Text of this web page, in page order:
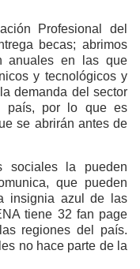
Profesional del
becas; abrimos
anuales en las que
y tecnológicos y
demanda del sector
país, por lo que es
se abrirán antes de
sociales la pueden
que pueden
insignia azul de las
tiene 32 fan page
regiones del país.
no hace parte de la